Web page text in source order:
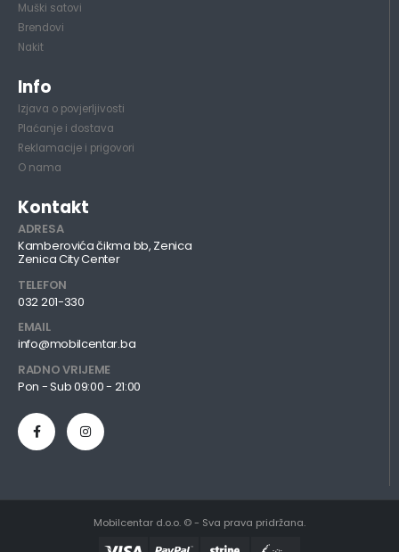
Muški satovi
Brendovi
Nakit
Info
Izjava o povjerljivosti
Plaćanje i dostava
Reklamacije i prigovori
O nama
Kontakt
ADRESA
Kamberovića čikma bb, Zenica
Zenica City Center
TELEFON
032 201-330
EMAIL
info@mobilcentar.ba
RADNO VRIJEME
Pon - Sub 09:00 - 21:00
Mobilcentar d.o.o. © - Sva prava pridržana.